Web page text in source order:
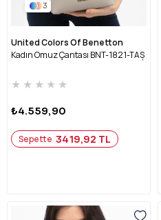
3
United Colors Of Benetton
Kadın Omuz Çantası BNT-1821-TAŞ
★ ★ ★ ★ ★
₺4.559,90
Sepette 3419,92 TL